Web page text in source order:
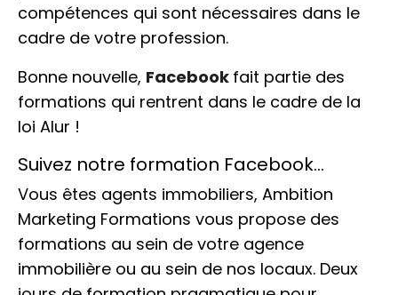
compétences qui sont nécessaires dans le
cadre de votre profession.
Bonne nouvelle, Facebook fait partie des
formations qui rentrent dans le cadre de la
loi Alur !
Suivez notre formation Facebook…
Vous êtes agents immobiliers, Ambition
Marketing Formations vous propose des
formations au sein de votre agence
immobilière ou au sein de nos locaux. Deux